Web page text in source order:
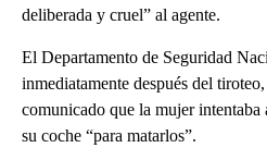
deliberada y cruel” al agente.
El Departamento de Seguridad
inmediatamente después del
comunicado que la mujer intentaba
su coche “para matarlos”.